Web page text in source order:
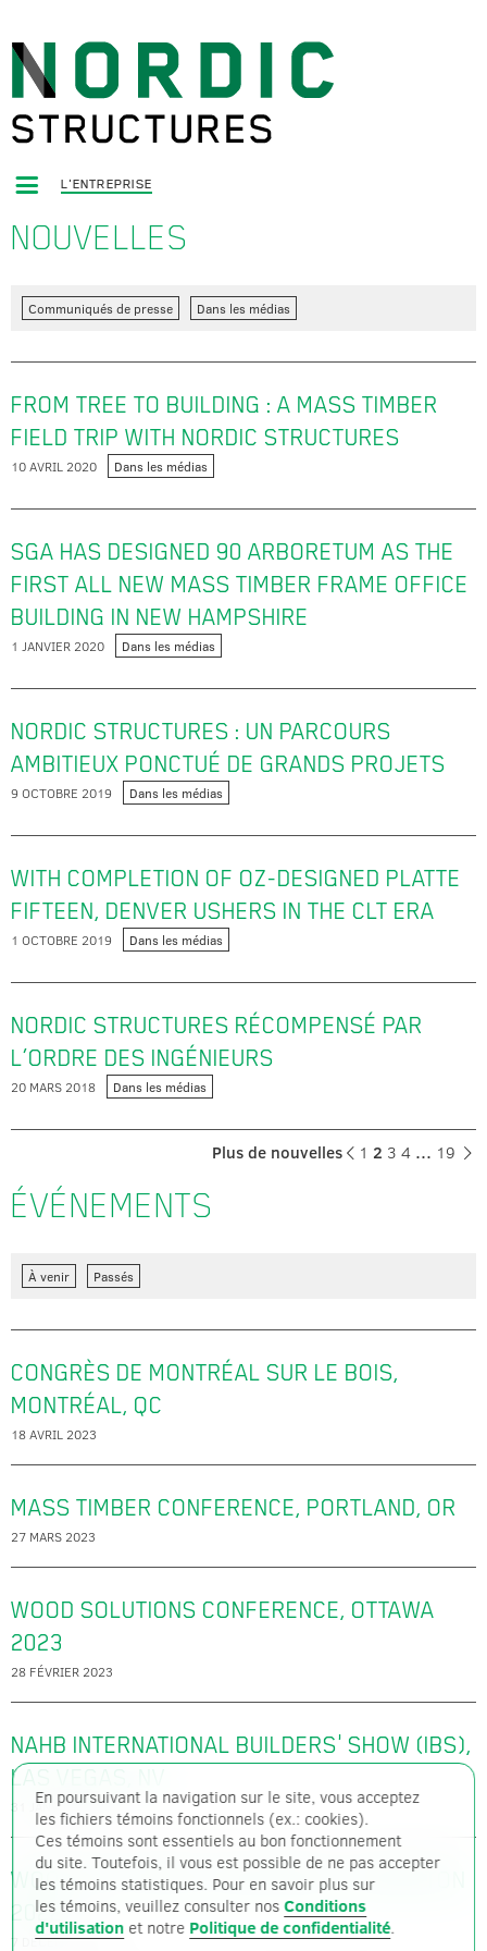
L'ENTREPRISE
NOUVELLES
Communiqués de presse Dans les médias
FROM TREE TO BUILDING : A MASS TIMBER
FIELD TRIP WITH NORDIC STRUCTURES
10 AVRIL 2020 Dans les médias
SGA HAS DESIGNED 90 ARBORETUM AS THE
FIRST ALL NEW MASS TIMBER FRAME OFFICE
BUILDING IN NEW HAMPSHIRE
1 JANVIER 2020 Dans les médias
NORDIC STRUCTURES : UN PARCOURS
AMBITIEUX PONCTUÉ DE GRANDS PROJETS
9 OCTOBRE 2019 Dans les médias
WITH COMPLETION OF OZ-DESIGNED PLATTE
FIFTEEN, DENVER USHERS IN THE CLT ERA
1 OCTOBRE 2019 Dans les médias
NORDIC STRUCTURES RÉCOMPENSÉ PAR
L’ORDRE DES INGÉNIEURS
20 MARS 2018 Dans les médias
Plus de nouvelles 1 2 3 4 … 19
ÉVÉNEMENTS
À venir Passés
CONGRÈS DE MONTRÉAL SUR LE BOIS,
MONTRÉAL, QC
18 AVRIL 2023
MASS TIMBER CONFERENCE, PORTLAND, OR
27 MARS 2023
WOOD SOLUTIONS CONFERENCE, OTTAWA
2023
28 FÉVRIER 2023
NAHB INTERNATIONAL BUILDERS' SHOW (IBS),
LAS VEGAS, NV
31 JANVIER 2023
WOOD SOLUTIONS CONFERENCE, EDMONTON
2022
7 DÉCEMBRE 2022
En poursuivant la navigation sur le site, vous acceptez
les fichiers témoins fonctionnels (ex.: cookies).
Ces témoins sont essentiels au bon fonctionnement
du site. Toutefois, il vous est possible de ne pas accepter
les témoins statistiques. Pour en savoir plus sur
les témoins, veuillez consulter nosConditions
d'utilisation et notre Politique de confidentialité.